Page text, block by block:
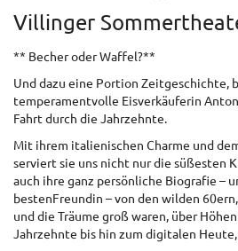
Villinger
** Becher oder Waffel?**
Und dazu eine Portion Zeitgeschichte,
temperamentvolle Eisverkäuferin
Fahrt durch die Jahrzehnte.
Mit ihrem italienischen Charme und
serviert sie uns nicht nur die süßesten
auch ihre ganz persönliche Biografie –
bestenFreundin – von den wilden
und die Träume groß waren, über
Jahrzehnte bis hin zum digitalen Heute,